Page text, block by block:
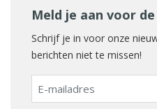
Meld je aan voor
Schrijf je in voor onze
berichten niet te missen!
E-
mailadres